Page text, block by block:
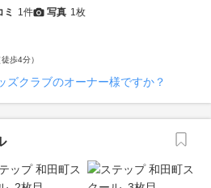
ミ 1件 写真 1枚
歩4分）
ズクラブのオーナー様ですか？